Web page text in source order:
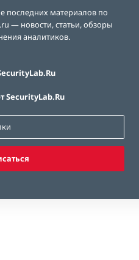
последних материалов по
— новости, статьи, обзоры
аналитиков.
SecurityLab.Ru